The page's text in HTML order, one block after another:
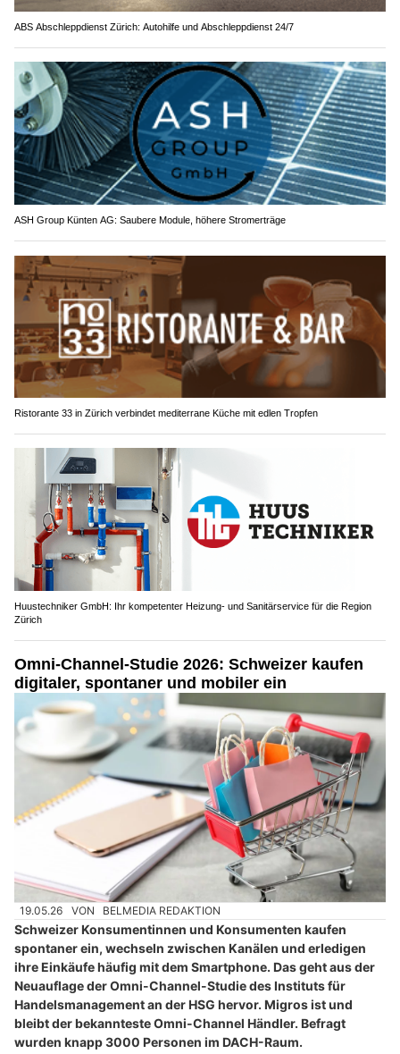
ABS Abschleppdienst Zürich: Autohilfe und Abschleppdienst 24/7
ASH Group Künten AG: Saubere Module, höhere Stromerträge
Ristorante 33 in Zürich verbindet mediterrane Küche mit edlen Tropfen
Huustechniker GmbH: Ihr kompetenter Heizung- und Sanitärservice für die Region
Zürich
Omni-Channel-Studie 2026: Schweizer kaufen
digitaler, spontaner und mobiler ein
19.05.26 VON BELMEDIA REDAKTION
Schweizer Konsumentinnen und Konsumenten kaufen
spontaner ein, wechseln zwischen Kanälen und erledigen
ihre Einkäufe häufig mit dem Smartphone. Das geht aus der
Neuauflage der Omni-Channel-Studie des Instituts für
Handelsmanagement an der HSG hervor. Migros ist und
bleibt der bekannteste Omni-Channel Händler. Befragt
wurden knapp 3000 Personen im DACH-Raum.